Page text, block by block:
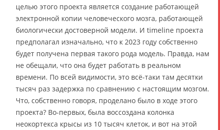
целью этого проекта является создание работающей
электронной копии человеческого мозга, работающей
биологически достоверной модели. И timeline проекта
предполагал изначально, что к 2023 году собственно
будет получена первая такого рода модель. Правда, нам
не обещали, что она будет работать в реальном
времени. По всей видимости, это всё-таки там десятки
тысяч раз задержка по сравнению с настоящим мозгом.
Что, собственно говоря, проделано было в ходе этого
проекта? Во-первых, была воссоздана колонка
неокортекса крысы из 10 тысяч клеток, и вот на этой